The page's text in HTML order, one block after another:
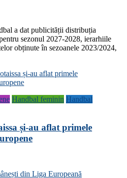
a dat publicității distribuția
sezonul 2027-2028, ierarhiile
obținute în sezoanele 2023/2024,
Handbal feminin Handbal
și-au aflat primele